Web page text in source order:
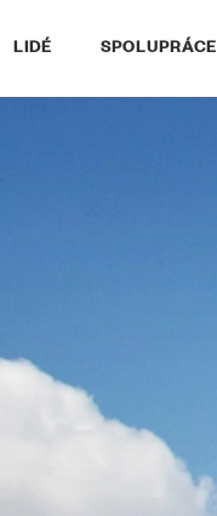
LIDÉ SPOLUPRÁCE